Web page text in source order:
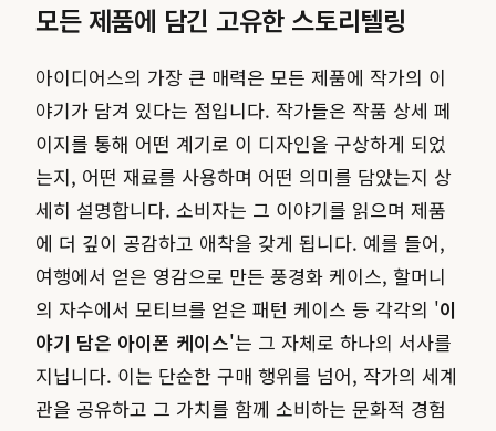
모든 제품에 담긴 고유한 스토리텔링
아이디어스의 가장 큰 매력은 모든 제품에 작가의 이
야기가 담겨 있다는 점입니다. 작가들은 작품 상세 페
이지를 통해 어떤 계기로 이 디자인을 구상하게 되었
는지, 어떤 재료를 사용하며 어떤 의미를 담았는지 상
세히 설명합니다. 소비자는 그 이야기를 읽으며 제품
에 더 깊이 공감하고 애착을 갖게 됩니다. 예를 들어,
여행에서 얻은 영감으로 만든 풍경화 케이스, 할머니
의 자수에서 모티브를 얻은 패턴 케이스 등 각각의 '이
야기 담은 아이폰 케이스'는 그 자체로 하나의 서사를
지닙니다. 이는 단순한 구매 행위를 넘어, 작가의 세계
관을 공유하고 그 가치를 함께 소비하는 문화적 경험